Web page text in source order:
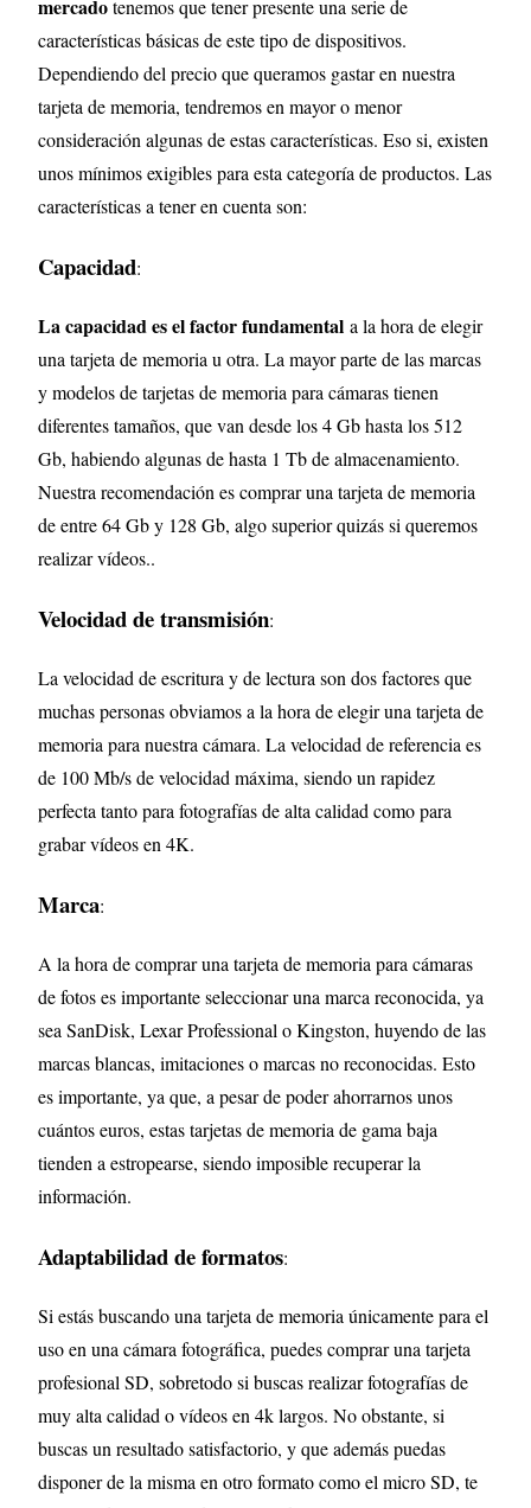
mercadotenemos que tener presente una serie de
características básicas de este tipo de dispositivos.
Dependiendo del precio que queramos gastar en nuestra
tarjeta de memoria, tendremos en mayor o menor
consideración algunas de estas características. Eso si, existen
unos mínimos exigibles para esta categoría de productos. Las
características a tener en cuenta son:
Capacidad:
La capacidad es el factor fundamental a la hora de elegir
una tarjeta de memoria u otra. La mayor parte de las marcas
y modelos de tarjetas de memoria para cámaras tienen
diferentes tamaños, que van desde los 4 Gb hasta los 512
Gb, habiendo algunas de hasta 1 Tb de almacenamiento.
Nuestra recomendación es comprar una tarjeta de memoria
de entre 64 Gb y 128 Gb, algo superior quizás si queremos
realizar vídeos..
Velocidad de transmisión:
La velocidad de escritura y de lectura son dos factores que
muchas personas obviamos a la hora de elegir una tarjeta de
memoria para nuestra cámara. La velocidad de referencia es
de 100 Mb/s de velocidad máxima, siendo un rapidez
perfecta tanto para fotografías de alta calidad como para
grabar vídeos en 4K.
Marca:
A la hora de comprar una tarjeta de memoria para cámaras
de fotos es importante seleccionar una marca reconocida, ya
sea SanDisk, Lexar Professional o Kingston, huyendo de las
marcas blancas, imitaciones o marcas no reconocidas. Esto
es importante, ya que, a pesar de poder ahorrarnos unos
cuántos euros, estas tarjetas de memoria de gama baja
tienden a estropearse, siendo imposible recuperar la
información.
Adaptabilidad de formatos:
Si estás buscando una tarjeta de memoria únicamente para el
uso en una cámara fotográfica, puedes comprar una tarjeta
profesional SD, sobretodo si buscas realizar fotografías de
muy alta calidad o vídeos en 4k largos. No obstante, si
buscas un resultado satisfactorio, y que además puedas
disponer de la misma en otro formato como el micro SD, te